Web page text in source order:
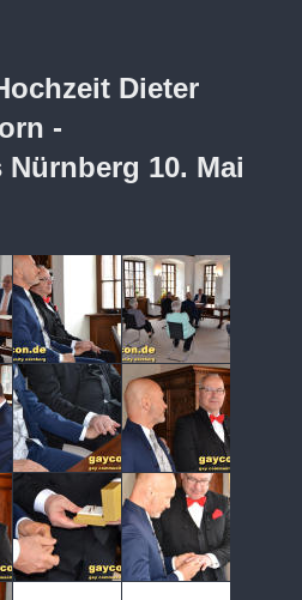
Dieter
-
10. Mai